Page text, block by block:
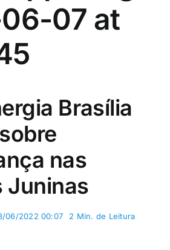
07 at
Brasília
nas
Juninas
06/2022 00:07 2 Min. de Leitura